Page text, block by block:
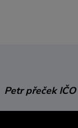
Petr přeček